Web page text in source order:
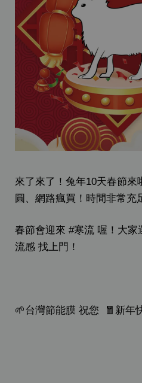
來了來了！兔年10天春節來
圓、網路瘋買！時間非常充
春節會迎來 #寒流 喔！大
流感 找上門！
🌱台灣節能膜 祝您 🧧新年